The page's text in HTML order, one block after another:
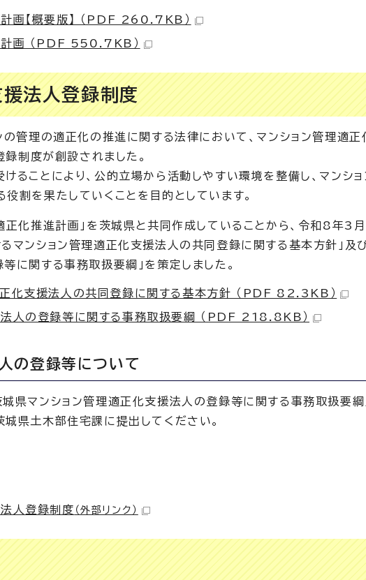
画【概要版】 （PDF 260.7KB）
計画 （PDF 550.7KB）
援法人登録制度
管理の適正化の推進に関する法律において、マンション管理適正
録制度が創設されました。
ることにより、公的立場から活動しやすい環境を整備し、マンシ
割を果たしていくことを目的としています。
正化推進計画」を茨城県と共同作成していることから、令和8年3
マンション管理適正化支援法人の共同登録に関する基本方針」及
に関する事務取扱要綱」を策定しました。
正化支援法人の共同登録に関する基本方針 （PDF 82.3KB）
法人の登録等に関する事務取扱要綱 （PDF 218.8KB）
の登録等について
県マンション管理適正化支援法人の登録等に関する事務取扱要綱
県土木部住宅課に提出してください。
人登録制度 （外部リンク）